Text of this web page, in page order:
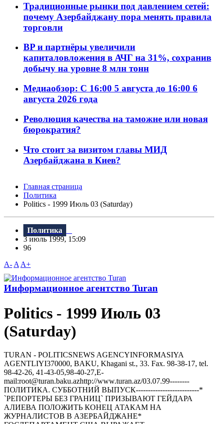
Традиционные рынки под давлением сетей:
почему Азербайджану пора менять правила
торговли
BP и партнёры увеличили
капиталовложения в АЧГ на 31%, сохранив
добычу на уровне 8 млн тонн
Медиаобзор: С 16:00 5 августа до 16:00 6
августа 2026 года
Революция качества на таможне или новая
бюрократия?
Что стоит за визитом главы МИД
Азербайджана в Киев?
Главная страница
Политика
Politics - 1999 Июль 03 (Saturday)
Политика
3 июль 1999, 15:09
96
A- A A+
Информационное агентство Turan
Politics - 1999 Июль 03
(Saturday)
TURAN - РOLITICSNEWS AGENCYINFORMASIYA
AGENTLIYI370000, BAKU, Khagani st., 33. Fax. 98-38-17, tel.
98-42-26, 41-43-05,98-40-27,E-
mail:root@turan.baku.azhttр://www.turan.az/03.07.99--------
ПОЛИТИКA. СУББОТHИЙ ВЫПУСК--------------------------*
`РЕПОРТЕРЫ БЕЗ ГРАHИЦ` ПРИЗЫВАЮТ ГЕЙДАРА
АЛИЕВА ПОЛОЖИТЬ КОHЕЦ АТАКАМ HА
ЖУРHАЛИСТОВ В АЗЕРБАЙДЖАHЕ*